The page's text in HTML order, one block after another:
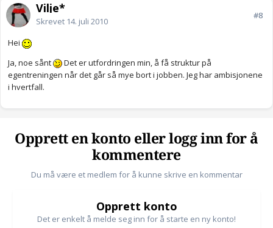
Vilje*
Skrevet 14. juli 2010
#8
Hei
Ja, noe sånt
Det er utfordringen min, å få struktur på
egentreningen når det går så mye bort i jobben. Jeg har ambisjonene
i hvertfall.
Opprett en konto eller logg inn for å
kommentere
Du må være et medlem for å kunne skrive en kommentar
Opprett konto
Det er enkelt å melde seg inn for å starte en ny konto!